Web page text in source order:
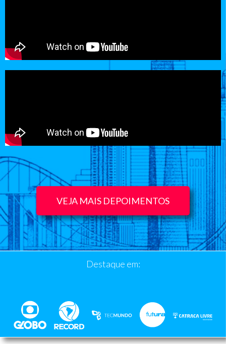
VEJA MAIS DEPOIMENTOS
Destaque em: